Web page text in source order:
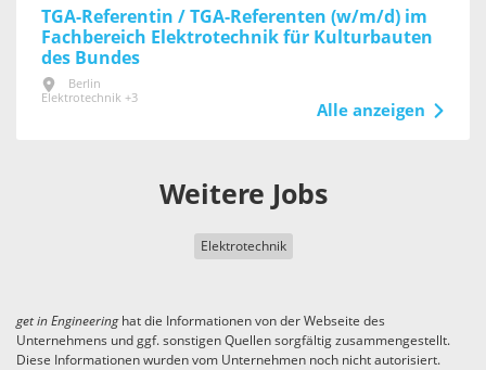
TGA-Referentin / TGA-Referenten (w/m/d) im
Fachbereich Elektrotechnik für Kultur­bauten
des Bundes
Berlin
Elektrotechnik +3
Alle anzeigen
Weitere Jobs
Elektrotechnik
get in Engineeringhat die Informationen von der Webseite des
Unternehmens und ggf. sonstigen Quellen sorgfältig zusammengestellt.
Diese Informationen wurden vom Unternehmen noch nicht autorisiert.